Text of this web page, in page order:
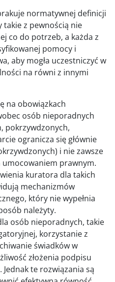
normatywnej definicji
z pewnością nie
co do potrzeb, a każda z
pomocy i
aby mogła uczestniczyć w
na równi z innymi
na obowiązkach
osób nieporadnych
pokrzywdzonych,
ogranicza się głównie
i nie zawsze
umocowaniem prawnym.
kuratora dla takich
mechanizmów
który nie wypełnia
należyty.
osób nieporadnych, takie
korzystanie z
świadków w
złożenia podpisu
te rozwiązania są